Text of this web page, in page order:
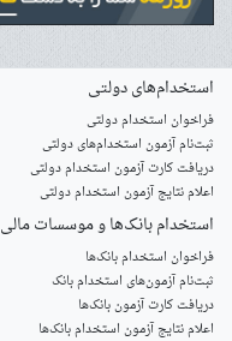
استخدام‌های دولتی
فراخوان استخدام دولتی
ثبت‌نام آزمون‌ استخدام‌های دولتی
دریافت کارت آزمون استخدام دولتی
اعلام نتایج آزمون استخدام دولتی
استخدام‌ بانک‌ها و موسسات مالی
فراخوان استخدام بانک‌ها
‌ثبت‌نام آزمون‌های استخدام بانک
دریافت کارت آزمون بانک‌ها
اعلام نتایج آزمون استخدام بانک‌ها